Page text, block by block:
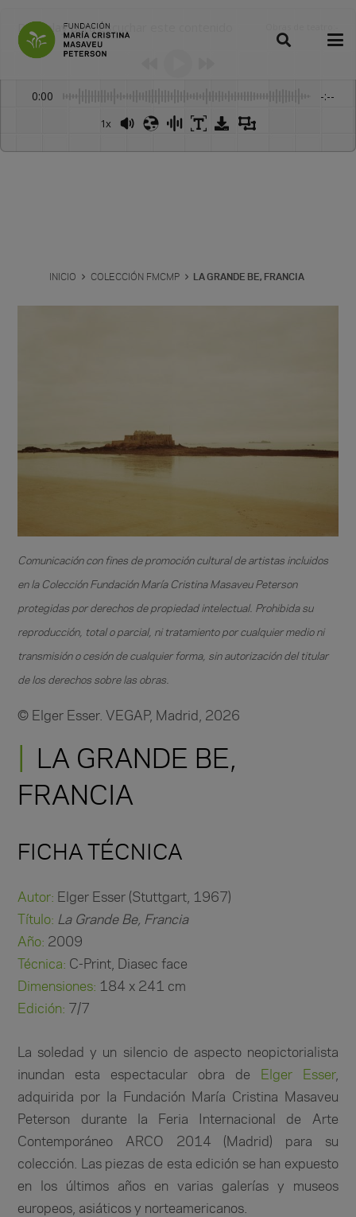
Dale play para escuchar este contenido
0:00 -:--
1x
INICIO COLECCIÓN FMCMP LA GRANDE BE, FRANCIA
Comunicación con fines de promoción cultural de artistas incluidos
en la Colección Fundación María Cristina Masaveu Peterson
protegidas por derechos de propiedad intelectual. Prohibida su
reproducción, total o parcial, ni tratamiento por cualquier medio ni
transmisión o cesión de cualquier forma, sin autorización del titular
de los derechos sobre las obras.
© Elger Esser. VEGAP, Madrid, 2026
LA GRANDE BE,
FRANCIA
FICHA TÉCNICA
Autor: Elger Esser (Stuttgart, 1967)
Título: La Grande Be, Francia
Año: 2009
Técnica: C-Print, Diasec face
Dimensiones: 184 x 241 cm
Edición: 7/7
La soledad y un silencio de aspecto neopictorialista
inundan esta espectacular obra de
Elger Esser,
adquirida por la Fundación María Cristina Masaveu
Peterson durante la Feria Internacional de Arte
Contemporáneo ARCO 2014 (Madrid) para su
colección. Las piezas de esta edición se han expuesto
en los últimos años en varias galerías y museos
europeos, asiáticos y norteamericanos.